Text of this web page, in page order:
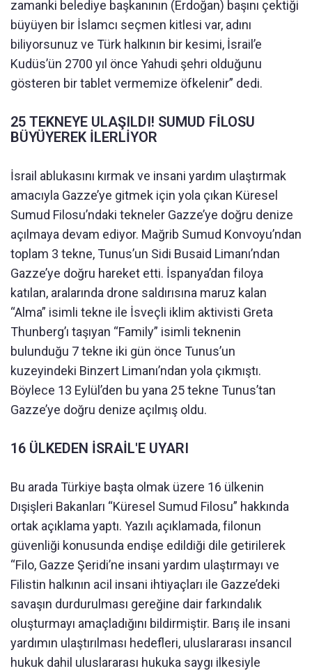
zamanki belediye başkanının (Erdoğan) başını çektiği
büyüyen bir İslamcı seçmen kitlesi var, adını
biliyorsunuz ve Türk halkının bir kesimi, İsrail’e
Kudüs’ün 2700 yıl önce Yahudi şehri olduğunu
gösteren bir tablet vermemize öfkelenir” dedi.
25 TEKNEYE ULAŞILDI! SUMUD FİLOSU
BÜYÜYEREK İLERLİYOR
İsrail ablukasını kırmak ve insani yardım ulaştırmak
amacıyla Gazze’ye gitmek için yola çıkan Küresel
Sumud Filosu’ndaki tekneler Gazze’ye doğru denize
açılmaya devam ediyor. Mağrib Sumud Konvoyu’ndan
toplam 3 tekne, Tunus’un Sidi Busaid Limanı’ndan
Gazze’ye doğru hareket etti. İspanya’dan filoya
katılan, aralarında drone saldırısına maruz kalan
“Alma” isimli tekne ile İsveçli iklim aktivisti Greta
Thunberg’ı taşıyan “Family” isimli teknenin
bulunduğu 7 tekne iki gün önce Tunus’un
kuzeyindeki Binzert Limanı’ndan yola çıkmıştı.
Böylece 13 Eylül’den bu yana 25 tekne Tunus’tan
Gazze’ye doğru denize açılmış oldu.
16 ÜLKEDEN İSRAİL'E UYARI
Bu arada Türkiye başta olmak üzere 16 ülkenin
Dışişleri Bakanları “Küresel Sumud Filosu” hakkında
ortak açıklama yaptı. Yazılı açıklamada, filonun
güvenliği konusunda endişe edildiği dile getirilerek
“Filo, Gazze Şeridi’ne insani yardım ulaştırmayı ve
Filistin halkının acil insani ihtiyaçları ile Gazze’deki
savaşın durdurulması gereğine dair farkındalık
oluşturmayı amaçladığını bildirmiştir. Barış ile insani
yardımın ulaştırılması hedefleri, uluslararası insancıl
hukuk dahil uluslararası hukuka saygı ilkesiyle